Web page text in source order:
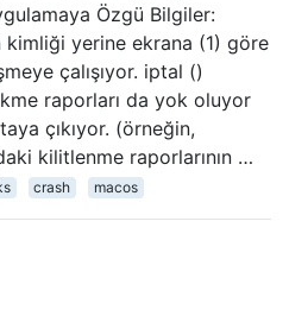
Özgü Bilgiler:
kimliği yerine ekrana (1) göre
çalışıyor. iptal ()
raporları da yok oluyor
çıkıyor. (örneğin,
kilitlenme raporlarının …
crash macos